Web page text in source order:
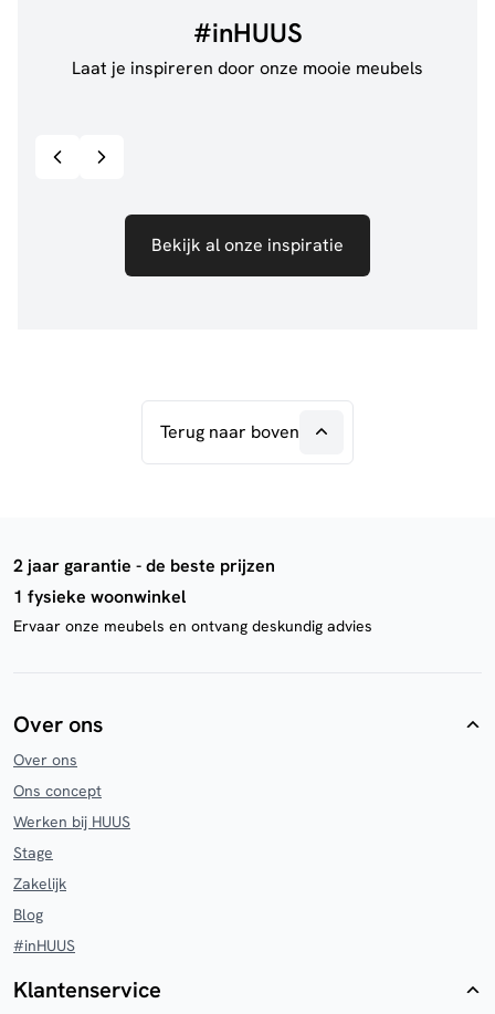
#inHUUS
Laat je inspireren door onze mooie meubels
Bekijk al onze inspiratie
Terug naar boven
2 jaar garantie - de beste prijzen
1 fysieke woonwinkel
Ervaar onze meubels en ontvang deskundig advies
Over ons
Over ons
Ons concept
Werken bij HUUS
Stage
Zakelijk
Blog
#inHUUS
Klantenservice